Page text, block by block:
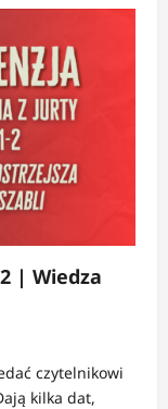
| Wiedza
czytelnikowi
kilka dat,